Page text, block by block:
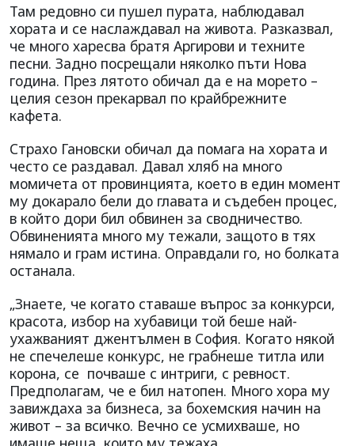
Там редовно си пушел пурата, наблюдавал
хората и се наслаждавал на живота. Разказвал,
че много харесва братя Аргирови и техните
песни. Задно посрещали няколко пъти Нова
година. През лятото обичал да е на морето –
целия сезон прекарвал по крайбрежните
кафета.
Страхо Гановски обичал да помага на хората и
често се раздавал. Давал хляб на много
момичета от провинцията, което в един момент
му докарало бели до главата и съдебен процес,
в който дори бил обвинен за сводничество.
Обвиненията много му тежали, защото в тях
нямало и грам истина. Оправдали го, но болката
останала.
„Знаете, че когато ставаше въпрос за конкурси,
красота, избор на хубавици той беше най-
ухажваният джентълмен в София. Когато някой
не спечелеше конкурс, не грабнеше титла или
корона, се почваше с интриги, с ревност.
Предполагам, че е бил натопен. Много хора му
завиждаха за бизнеса, за бохемския начин на
живот – за всичко. Вечно се усмихваше, но